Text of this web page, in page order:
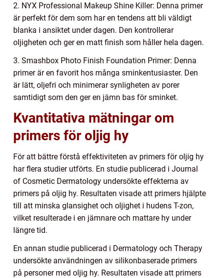
2. NYX Professional Makeup Shine Killer: Denna primer
är perfekt för dem som har en tendens att bli väldigt
blanka i ansiktet under dagen. Den kontrollerar
oljigheten och ger en matt finish som håller hela dagen.
3. Smashbox Photo Finish Foundation Primer: Denna
primer är en favorit hos många sminkentusiaster. Den
är lätt, oljefri och minimerar synligheten av porer
samtidigt som den ger en jämn bas för sminket.
Kvantitativa mätningar om
primers för oljig hy
För att bättre förstå effektiviteten av primers för oljig hy
har flera studier utförts. En studie publicerad i Journal
of Cosmetic Dermatology undersökte effekterna av
primers på oljig hy. Resultaten visade att primers hjälpte
till att minska glansighet och oljighet i hudens T-zon,
vilket resulterade i en jämnare och mattare hy under
längre tid.
En annan studie publicerad i Dermatology och Therapy
undersökte användningen av silikonbaserade primers
på personer med oljig hy. Resultaten visade att primers